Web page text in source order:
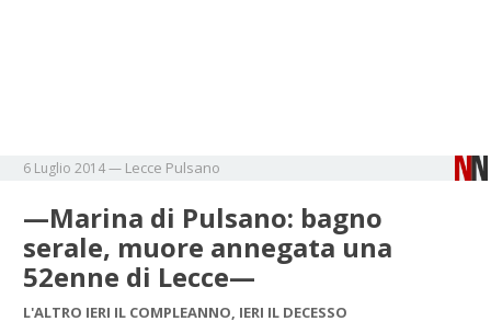
6 Luglio 2014— Lecce Pulsano
—Marina di Pulsano: bagno
serale, muore annegata una
52enne di Lecce—
L'ALTRO IERI IL COMPLEANNO, IERI IL DECESSO